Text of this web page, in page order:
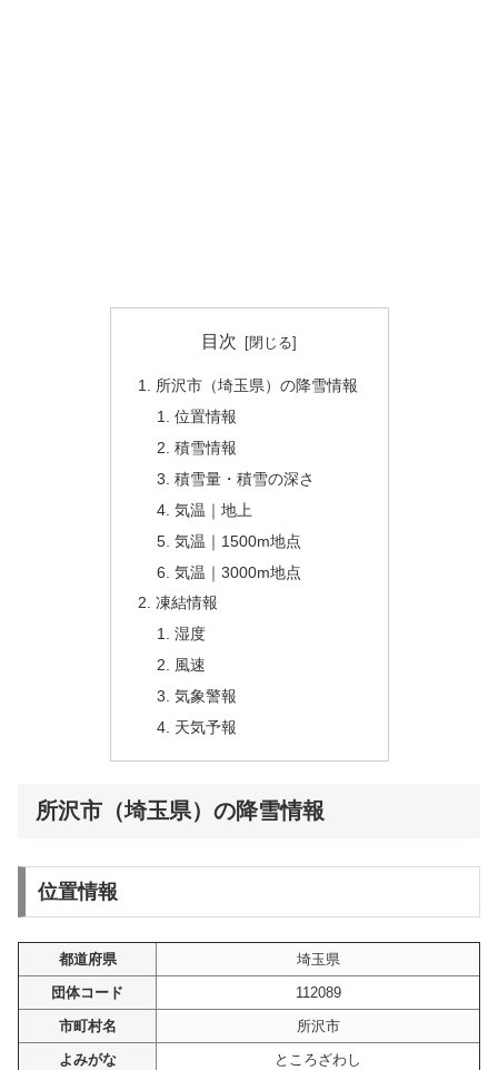
目次
所沢市（埼玉県）の降雪情報
位置情報
積雪情報
積雪量・積雪の深さ
気温｜地上
気温｜1500m地点
気温｜3000m地点
凍結情報
湿度
風速
気象警報
天気予報
所沢市（埼玉県）の降雪情報
位置情報
都道府県
埼玉県
団体コード
112089
市町村名
所沢市
よみがな
ところざわし